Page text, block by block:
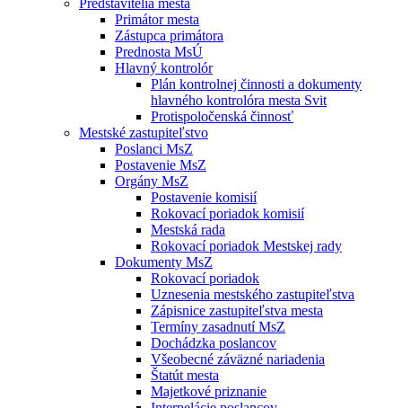
Predstavitelia mesta
Primátor mesta
Zástupca primátora
Prednosta MsÚ
Hlavný kontrolór
Plán kontrolnej činnosti a dokumenty
hlavného kontrolóra mesta Svit
Protispoločenská činnosť
Mestské zastupiteľstvo
Poslanci MsZ
Postavenie MsZ
Orgány MsZ
Postavenie komisií
Rokovací poriadok komisií
Mestská rada
Rokovací poriadok Mestskej rady
Dokumenty MsZ
Rokovací poriadok
Uznesenia mestského zastupiteľstva
Zápisnice zastupiteľstva mesta
Termíny zasadnutí MsZ
Dochádzka poslancov
Všeobecné záväzné nariadenia
Štatút mesta
Majetkové priznanie